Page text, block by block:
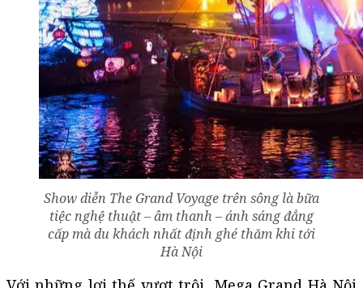
Show diễn The Grand Voyage trên sông là bữa
tiệc nghệ thuật – âm thanh – ánh sáng đẳng
cấp mà du khách nhất định ghé thăm khi tới
Hà Nội